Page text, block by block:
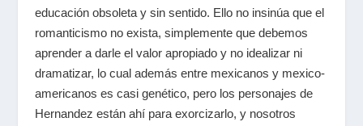
educación obsoleta y sin sentido. Ello no insinúa que el
romanticismo no exista, simplemente que debemos
aprender a darle el valor apropiado y no idealizar ni
dramatizar, lo cual además entre mexicanos y mexico-
americanos es casi genético, pero los personajes de
Hernandez están ahí para exorcizarlo, y nosotros